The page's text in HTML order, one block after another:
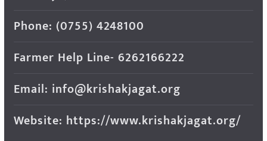
Phone: (0755) 4248100
Farmer Help Line- 6262166222
Email: info@krishakjagat.org
Website: https://www.krishakjagat.org/